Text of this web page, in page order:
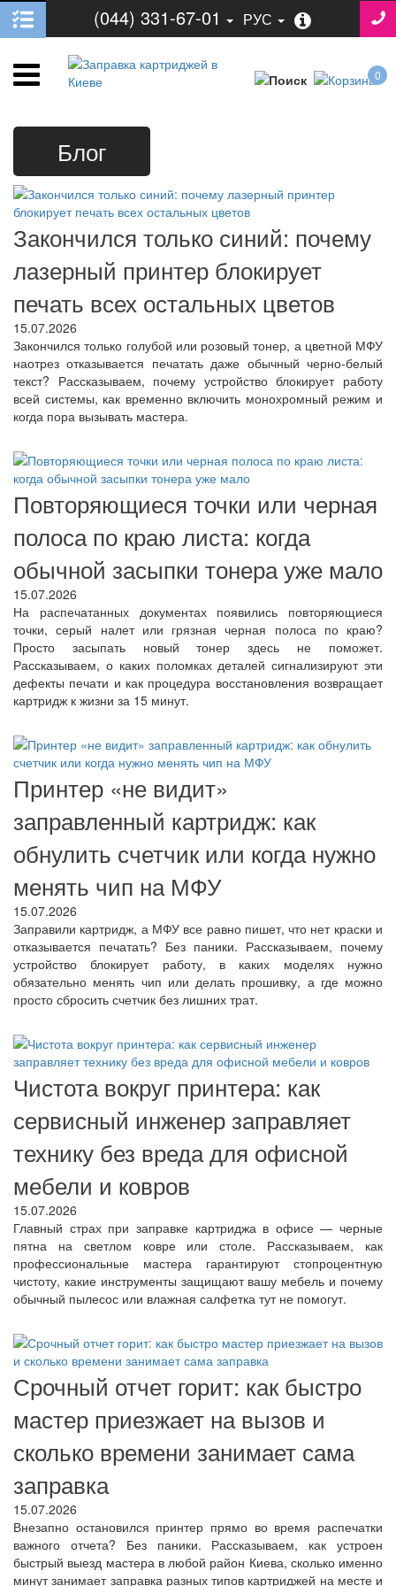
(044) 331-67-01 РУС
0
Блог
Закончился только синий: почему
лазерный принтер блокирует
печать всех остальных цветов
15.07.2026
Закончился только голубой или розовый тонер, а цветной МФУ
наотрез отказывается печатать даже обычный черно-белый
текст? Рассказываем, почему устройство блокирует работу
всей системы, как временно включить монохромный режим и
когда пора вызывать мастера.
Повторяющиеся точки или черная
полоса по краю листа: когда
обычной засыпки тонера уже мало
15.07.2026
На распечатанных документах появились повторяющиеся
точки, серый налет или грязная черная полоса по краю?
Просто засыпать новый тонер здесь не поможет.
Рассказываем, о каких поломках деталей сигнализируют эти
дефекты печати и как процедура восстановления возвращает
картридж к жизни за 15 минут.
Принтер «не видит»
заправленный картридж: как
обнулить счетчик или когда нужно
менять чип на МФУ
15.07.2026
Заправили картридж, а МФУ все равно пишет, что нет краски и
отказывается печатать? Без паники. Рассказываем, почему
устройство блокирует работу, в каких моделях нужно
обязательно менять чип или делать прошивку, а где можно
просто сбросить счетчик без лишних трат.
Чистота вокруг принтера: как
сервисный инженер заправляет
технику без вреда для офисной
мебели и ковров
15.07.2026
Главный страх при заправке картриджа в офисе — черные
пятна на светлом ковре или столе. Рассказываем, как
профессиональные мастера гарантируют стопроцентную
чистоту, какие инструменты защищают вашу мебель и почему
обычный пылесос или влажная салфетка тут не помогут.
Срочный отчет горит: как быстро
мастер приезжает на вызов и
сколько времени занимает сама
заправка
15.07.2026
Внезапно остановился принтер прямо во время распечатки
важного отчета? Без паники. Рассказываем, как устроен
быстрый выезд мастера в любой район Киева, сколько именно
минут занимает заправка разных типов картриджей на месте и